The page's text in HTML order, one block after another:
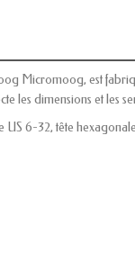
Micromoog, est
les dimensions et les
US 6-32, tête